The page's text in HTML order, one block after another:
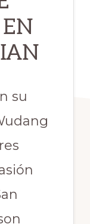
su